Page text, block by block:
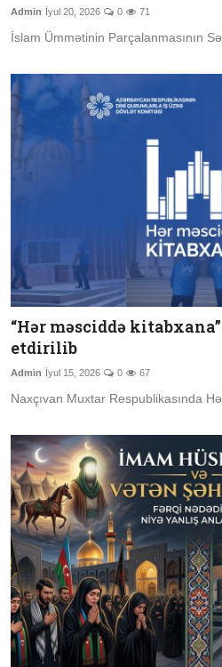
Admin İyul 20, 2026 0 71
İslam Ümmətinin Parçalanmasının
“Hər məsciddə
etdirilib
Admin İyul 15, 2026 0 67
Naxçıvan Muxtar Respublikasında